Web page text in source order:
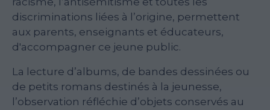
discriminations liées à l’origine, permettent
aux parents, enseignants et éducateurs,
d'accompagner ce jeune public.
La lecture d’albums, de bandes dessinées ou
de petits romans destinés à la jeunesse,
l’observation réfléchie d’objets conservés au